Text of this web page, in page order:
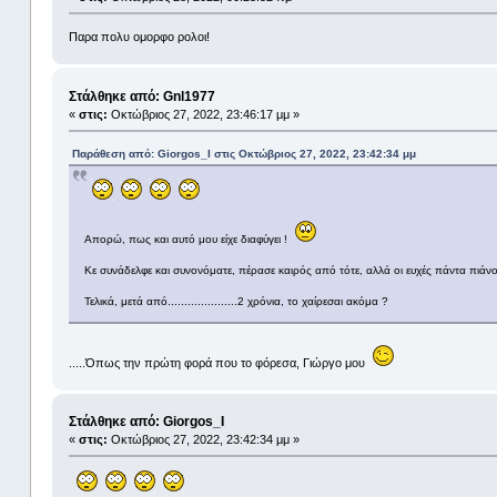
Παρα πολυ ομορφο ρολοι!
Στάλθηκε από: Gnl1977
« στις: Οκτώβριος 27, 2022, 23:46:17 μμ »
Παράθεση από: Giorgos_I στις Οκτώβριος 27, 2022, 23:42:34 μμ
Απορώ, πως και αυτό μου είχε διαφύγει !
Κε συνάδελφε και συνονόματε, πέρασε καιρός από τότε, αλλά οι ευχές πάντα
Τελικά, μετά από.....................2 χρόνια, το χαίρεσαι ακόμα ?
.....Όπως την πρώτη φορά που το φόρεσα, Γιώργο μου
Στάλθηκε από: Giorgos_I
« στις: Οκτώβριος 27, 2022, 23:42:34 μμ »